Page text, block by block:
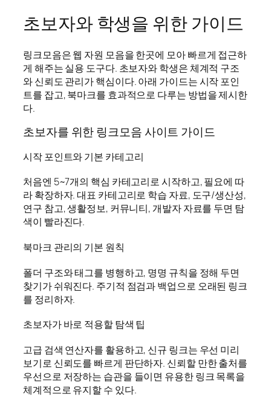
초보자와 학생을 위한 가이드
링크모음은 웹 자원 모음을 한곳에 모아 빠르게 접근하
게 해주는 실용 도구다. 초보자와 학생은 체계적 구조
와 신뢰도 관리가 핵심이다. 아래 가이드는 시작 포인
트를 잡고, 북마크를 효과적으로 다루는 방법을 제시한
다.
초보자를 위한 링크모음 사이트 가이드
시작 포인트와 기본 카테고리
처음엔 5~7개의 핵심 카테고리로 시작하고, 필요에 따
라 확장하자. 대표 카테고리로 학습 자료, 도구/생산성,
연구 참고, 생활정보, 커뮤니티, 개발자 자료를 두면 탐
색이 빨라진다.
북마크 관리의 기본 원칙
폴더 구조와 태그를 병행하고, 명명 규칙을 정해 두면
찾기가 쉬워진다. 주기적 점검과 백업으로 오래된 링크
를 정리하자.
초보자가 바로 적용할 탐색 팁
고급 검색 연산자를 활용하고, 신규 링크는 우선 미리
보기로 신뢰도를 빠르게 판단하자. 신뢰할 만한 출처를
우선으로 저장하는 습관을 들이면 유용한 링크 목록을
체계적으로 유지할 수 있다.